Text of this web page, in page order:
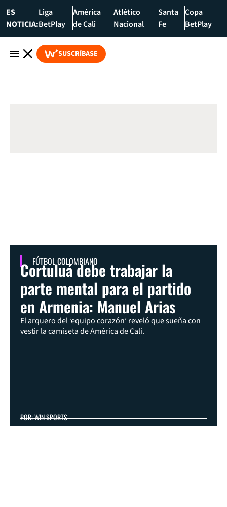
ES
NOTICIA:
Liga
BetPlay
América
de Cali
Atlético
Nacional
Santa
Fe
Copa
BetPlay
SUSCRÍBASE
FÚTBOL COLOMBIANO
Cortuluá debe trabajar la
parte mental para el partido
en Armenia: Manuel Arias
El arquero del ‘equipo corazón’ reveló que sueña con
vestir la camiseta de América de Cali.
POR: WIN SPORTS